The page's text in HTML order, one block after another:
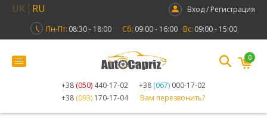
UK RU
Вход / Регистрация
Пн-Пт: 08:30 - 18:00 Сб: 09:00 - 16:00 Вс: 09:00 - 15:00
+38 (050) 440-17-02 +38 (067) 000-17-02
+38 (093) 170-17-04 Вам перезвонить?
0